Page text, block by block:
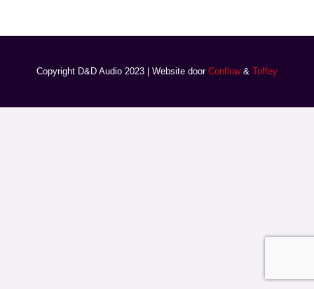
Copyright D&D Audio 2023 | Website door Conflow& Toffey